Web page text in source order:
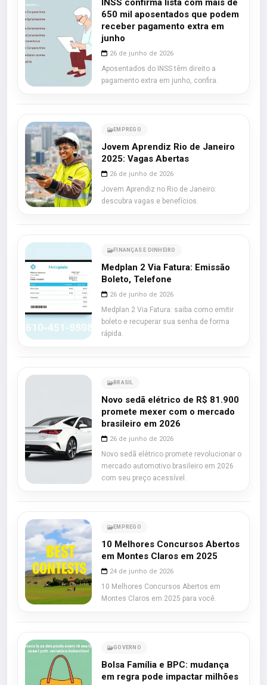
INSS confirma lista com mais de
650 mil aposentados que podem
receber pagamento extra em
junho
26 de junho de 2026
Aposentados do INSS têm direito a
pagamento extra em junho, confira.
EMPREGO
Jovem Aprendiz Rio de Janeiro
2025: Vagas Abertas
26 de junho de 2026
Jovem Aprendiz no Rio de Janeiro:
descubra vagas e benefícios.
FINANÇAS E DINHEIRO
Medplan 2 Via Fatura: Emissão
Boleto, Telefone
26 de junho de 2026
Medplan 2 Via Fatura: saiba como emitir
boleto e recuperar sua senha de forma
rápida.
BRASIL
Novo sedã elétrico de R$ 81.900
promete mexer com o mercado
brasileiro em 2026
26 de junho de 2026
Novo sedã elétrico promete revolucionar o
mercado automotivo brasileiro em 2026
com seu preço acessível.
EMPREGO
10 Melhores Concursos Abertos
em Montes Claros em 2025
24 de junho de 2026
10 Melhores Concursos Abertos em
Montes Claros em 2025 para você.
GOVERNO
Bolsa Família e BPC: mudança
em regra pode impactar milhões